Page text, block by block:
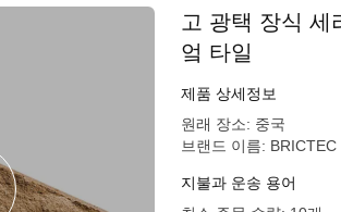
고 광택 장식 세
엌 타일
제품 상세정보
원래 장소: 중국
브랜드 이름: BRICTEC
지불과 운송 용어